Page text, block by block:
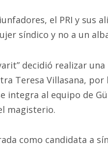
el PRI y sus
síndico y no a un
decidió realizar
Teresa Villasana, por
integra al equipo de
magisterio.
como candidata a